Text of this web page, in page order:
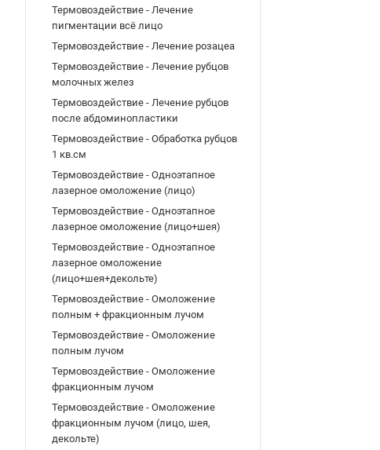
Термовоздействие - Лечение
пигментации всё лицо
Термовоздействие - Лечение розацеа
Термовоздействие - Лечение рубцов
молочных желез
Термовоздействие - Лечение рубцов
после абдоминопластики
Термовоздействие - Обработка рубцов
1 кв.см
Термовоздействие - Одноэтапное
лазерное омоложение (лицо)
Термовоздействие - Одноэтапное
лазерное омоложение (лицо+шея)
Термовоздействие - Одноэтапное
лазерное омоложение
(лицо+шея+декольте)
Термовоздействие - Омоложение
полным + фракционным лучом
Термовоздействие - Омоложение
полным лучом
Термовоздействие - Омоложение
фракционным лучом
Термовоздействие - Омоложение
фракционным лучом (лицо, шея,
декольте)